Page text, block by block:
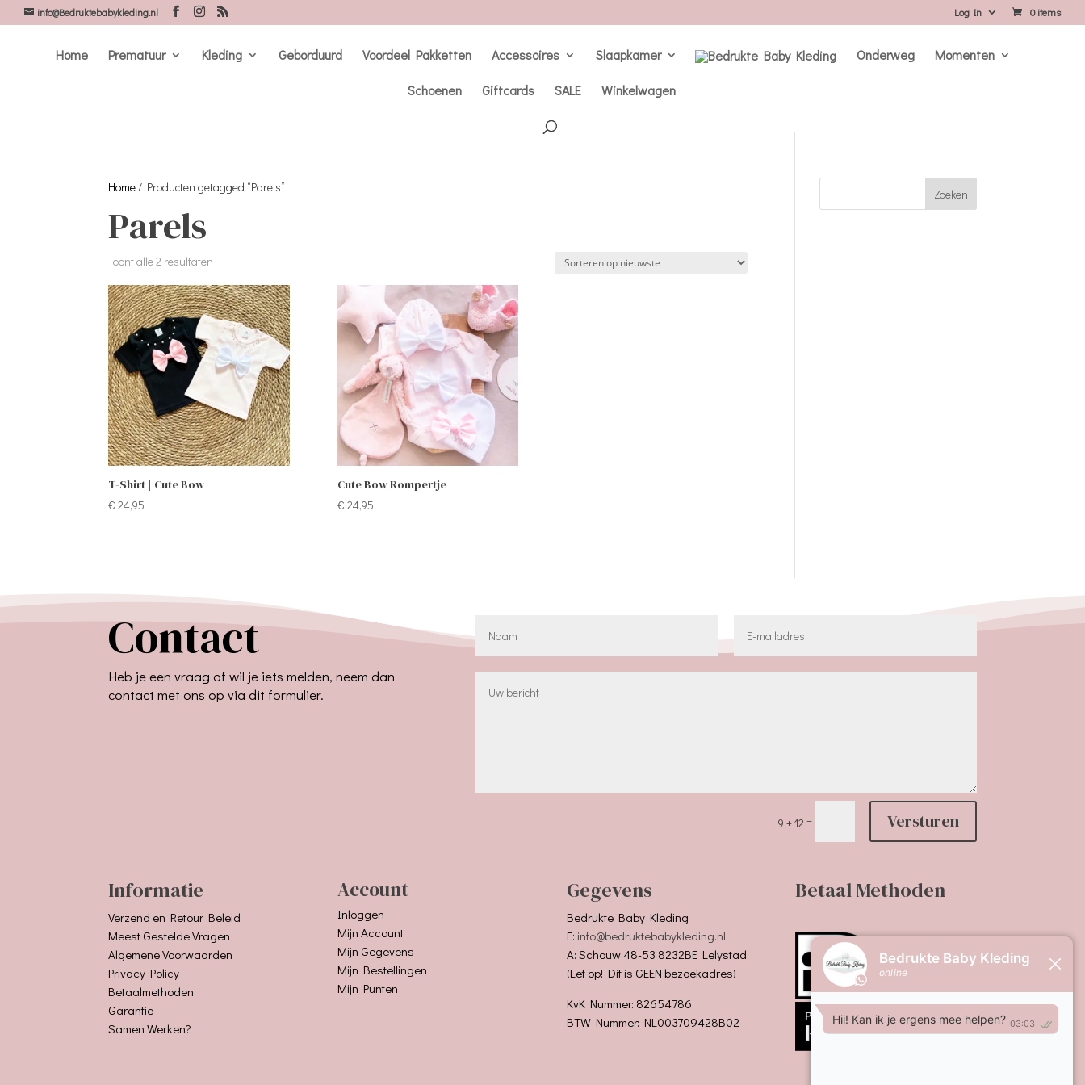
info@Bedruktebabykleding.nl Log In 0 items
Home Prematuur Kleding Geborduurd Voordeel Pakketten Accessoires Slaapkamer Onderweg Momenten
Schoenen Giftcards SALE Winkelwagen
Home/ Producten getagged “Parels”
Parels
Toont alle 2 resultaten
nieuwste
T-Shirt | Cute Bow
€ 24,95
Cute Bow Rompertje
€ 24,95
Zoeken
Contact
Heb je een vraag of wil je iets melden, neem dan
contact met ons op via dit formulier.
9 + 12 = Versturen
Informatie
Verzend en Retour Beleid
Meest Gestelde Vragen
Algemene Voorwaarden
Privacy Policy
Betaalmethoden
Garantie
Samen Werken?
Account
Inloggen
Mijn Account
Mijn Gegevens
Mijn Bestellingen
Mijn Punten
Gegevens
Bedrukte Baby Kleding
E: info@bedruktebabykleding.nl
A: Schouw 48-53 8232BE Lelystad
(Let op! Dit is GEEN bezoekadres)
KvK Nummer: 82654786
BTW Nummer: NL003709428B02
Betaal Methoden